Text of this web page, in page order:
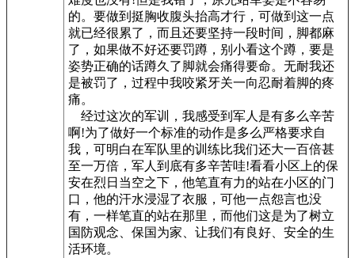
的。要做到挺胸收腹头抬高才行，可做到这一点
就已经很累了，而且还要坚持一段时间，脚都麻
了，如果做不好还要罚蹲，别小看这个蹲，要是
姿势正确的话蹲久了脚就会痛得要命。无耐我还
是被罚了，过程中我咬紧牙关一向忍耐着脚的疼
痛。
经过这次的军训，我感受到军人是有多么辛苦
啊!为了做好一个标准的动作是多么严格要求自
我，可明白在军队里的训练比我们还大一百倍甚
至一万倍，军人到底有多辛苦哇!看看小区上的保
安在烈日当空之下，他笔直有力的站在小区的门
口，他的汗水浸湿了衣服，可他一点怨言也没
有，一样笔直的站在那里，而他们这是为了树立
国防观念、保国为家、让我们有良好、安全的生
活环境。